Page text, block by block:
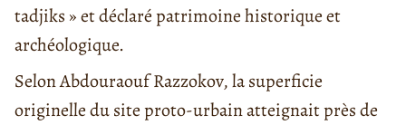
tadjiks » et déclaré patrimoine historique et
archéologique.
Selon Abdouraouf Razzokov, la superficie
originelle du site proto-urbain atteignait près de